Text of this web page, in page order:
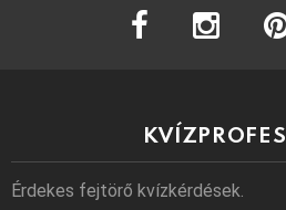
facebook instagram
Érdekes fejtörő kvízkérdések.